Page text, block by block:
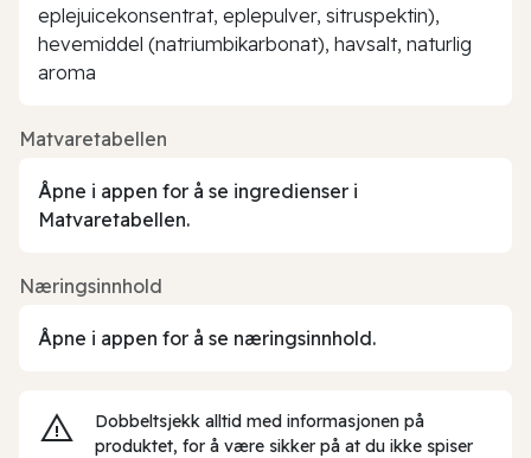
eplejuicekonsentrat, eplepulver, sitruspektin),
hevemiddel (natriumbikarbonat), havsalt, naturlig
aroma
Matvaretabellen
Åpne i appen for å se ingredienser i
Matvaretabellen.
Næringsinnhold
Åpne i appen for å se næringsinnhold.
Dobbeltsjekk alltid med informasjonen på
produktet, for å være sikker på at du ikke spiser